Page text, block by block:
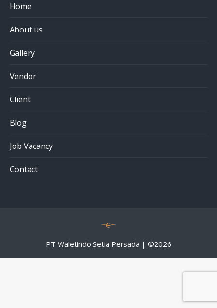
Home
About us
Gallery
Vendor
Client
Blog
Job Vacancy
Contact
PT Waletindo Setia Persada | ©2026